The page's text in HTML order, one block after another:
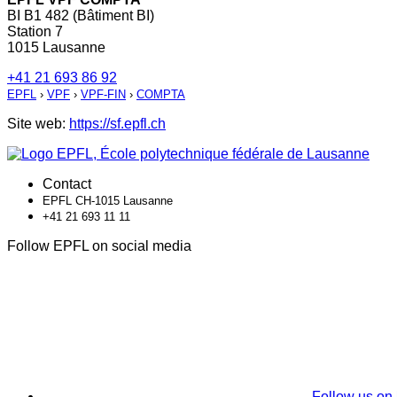
BI B1 482 (Bâtiment BI)
Station 7
1015 Lausanne
+41 21 693 86 92
EPFL › VPF › VPF-FIN › COMPTA
Site web: https://sf.epfl.ch
Contact
EPFL CH-1015 Lausanne
+41 21 693 11 11
Follow EPFL on social media